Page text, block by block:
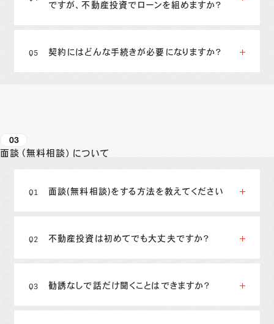
ですが、不動産投資でローンを組めますか？
契約にはどんな手続きが必要になりますか？
03
面談（無料相談）について
面談(無料相談)をする方法を教えてください
不動産投資は初めてでも大丈夫ですか？
勧誘なしで話だけ聞くことはできますか？